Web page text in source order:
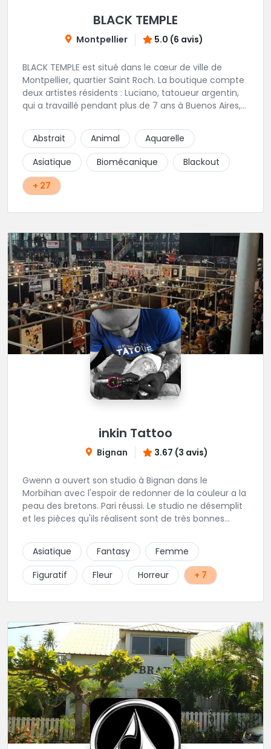
BLACK TEMPLE
Montpellier 5.0 (6 avis)
BLACK TEMPLE est situé dans le cœur de ville de
Montpellier, quartier Saint Roch. La boutique compte
deux artistes résidents : Luciano, tatoueur argentin,
qui a travaillé pendant plus de 7 ans à Buenos Aires,
qui a travaillé dans plusieurs boutiques de la ville
avant de rejoindre notre équipe. La boutique
accueille plusieurs artistes tatoueurs en tant que
guests tout au long de l'année afin de proposer
d'autres styles.
Abstrait Animal
Aquarelle
Asiatique
Biomécanique
Blackout
+ 27
inkin Tattoo
Bignan 3.67 (3 avis)
Gwenn a ouvert son studio à Bignan dans le
Morbihan avec l'espoir de redonner de la couleur a la
peau des bretons. Pari réussi. Le studio ne désemplit
et les pièces qu'ils réalisent sont de très bonnes
tout type de projet, son style est éclectique et vous
serez bien réussi par le tatoueur en personne.
Asiatique Fantasy
Femme
Figuratif
Fleur Horreur + 7